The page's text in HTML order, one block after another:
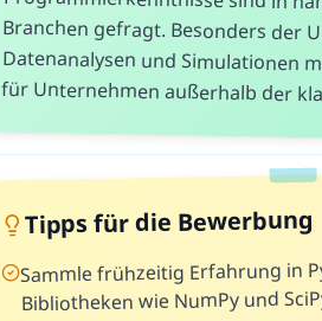
für Unternehmen außerhalb der
Tipps für die Bewerbung
Sammle frühzeitig Erfahrung in
Bibliotheken wie NumPy und